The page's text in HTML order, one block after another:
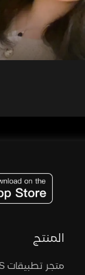
المنتج
متجر تطبيقات iOS